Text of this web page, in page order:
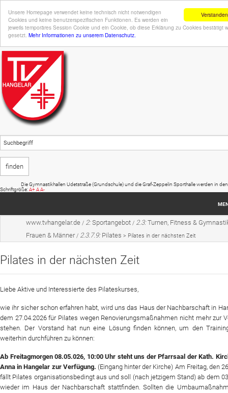
Verstanden
Unsere Homepage verwendet keine technisch nicht notwendigen
Cookies und keine benutzerspezifischen Funktionen. Es werden ein
jeweils temporäres Session Cookie und ein Cookie, ob diese Erklärung zu Cookies bestätigt
gesetzt. Mehr Informationen zu unserem Datenschutz.
Die Gymnastikhallen Udetstraße (Grundschule) und die Graf-Zeppelin Sporthalle werden in den
Schriftgröße:A+AA-
Startseite
Veranstaltungen
Verein
Website
News
www.tvhangelar.de / 2:Sportangebot / 2.3:Turnen, Fitness &
Frauen & Männer / 2.3.7.9: Pilates > Pilates in der nächsten Zeit
Pilates in der nächsten Zeit
Liebe Aktive und Interessierte des Pilateskurses,
wie ihr sicher schon erfahren habt, wird uns das Haus der Nachbarschaft in
dem 27.04.2026 für Pilates wegen Renovierungsmaßnahmen nicht mehr zur
stehen. Der Vorstand hat nun eine Lösung finden können, um den
weiterhin durchführen zu können:
Ab Freitagmorgen 08.05.026, 10:00 Uhr steht uns der Pfarrsaal der Kath.
Anna in Hangelar zur Verfügung. (Eingang hinter der Kirche) Am Freitag, den
fällt Pilates organisationsbedingt aus und soll (nach jetzigem Stand) ab dem
wieder im Haus der Nachbarschaft stattfinden. Sollten die